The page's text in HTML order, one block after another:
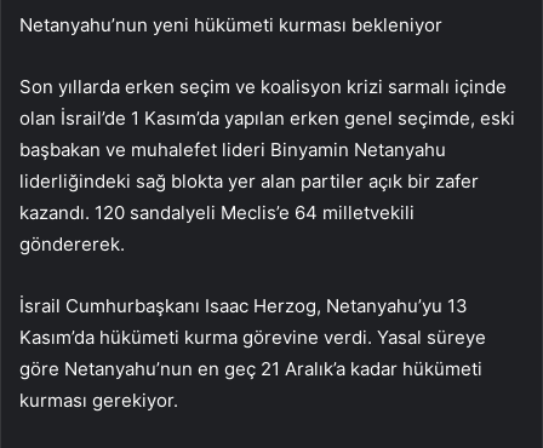
Netanyahu’nun yeni hükümeti kurması bekleniyor
Son yıllarda erken seçim ve koalisyon krizi sarmalı içinde
olan İsrail’de 1 Kasım’da yapılan erken genel seçimde, eski
başbakan ve muhalefet lideri Binyamin Netanyahu
liderliğindeki sağ blokta yer alan partiler açık bir zafer
kazandı. 120 sandalyeli Meclis’e 64 milletvekili
göndererek.
İsrail Cumhurbaşkanı Isaac Herzog, Netanyahu’yu 13
Kasım’da hükümeti kurma görevine verdi. Yasal süreye
göre Netanyahu’nun en geç 21 Aralık’a kadar hükümeti
kurması gerekiyor.